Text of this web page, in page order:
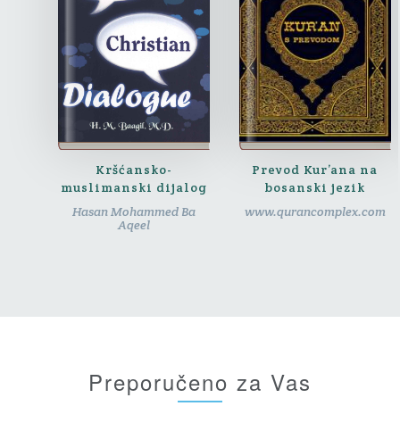
Kršćansko-
muslimanski dijalog
Hasan Mohammed Ba
Aqeel
Prevod Kur’ana na
bosanski jezik
www.qurancomplex.com
Preporučeno za Vas